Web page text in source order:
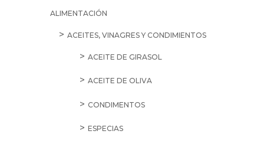
ALIMENTACIÓN
ACEITES, VINAGRES Y CONDIMIENTOS
ACEITE DE GIRASOL
ACEITE DE OLIVA
CONDIMENTOS
ESPECIAS